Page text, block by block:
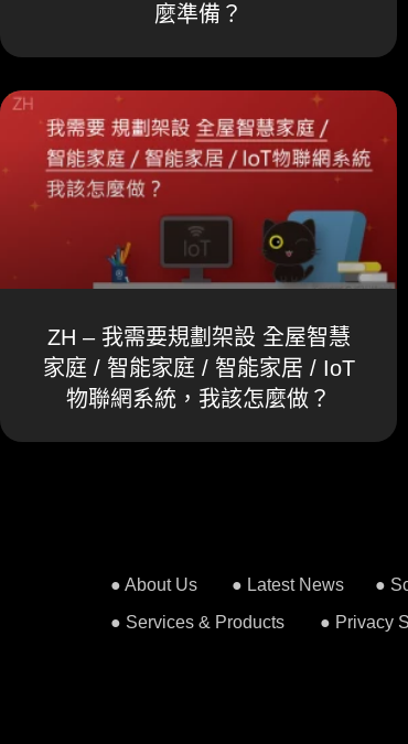
麼準備？
ZH – 我需要規劃架設 全屋智慧
家庭 / 智能家庭 / 智能家居 / IoT
物聯網系統，我該怎麼做？
● About Us ● Latest News ●
● Services & Products
● Privacy